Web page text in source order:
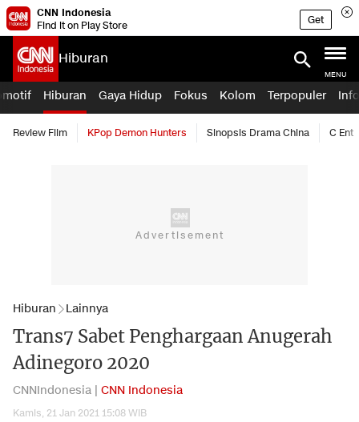
CNN Indonesia
Find it on Play Store
Get
Hiburan
MENU
Hiburan Gaya Hidup Fokus Kolom Terpopuler
Review Film KPop Demon Hunters Sinopsis Drama China C Ent
Hiburan Lainnya
Trans7 Sabet Penghargaan Anugerah
Adinegoro 2020
CNNIndonesia | CNN Indonesia
Kamis, 21 Jan 2021 15:08 WIB